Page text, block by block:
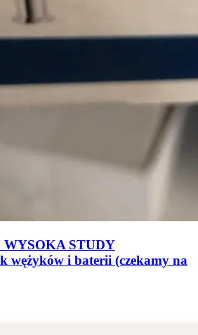
STUDY
wężyków i baterii (czekamy na